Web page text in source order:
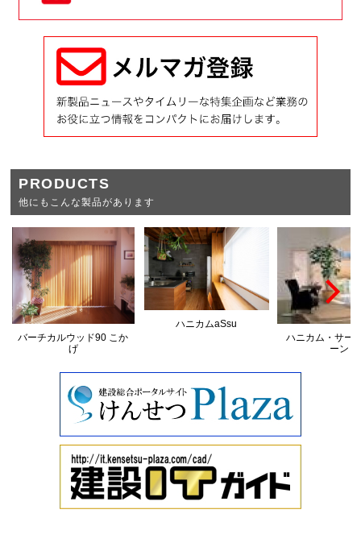
PRODUCTS
他にもこんな製品があります
バーチカルウッド90 こか
げ
ハニカムaSsu
ハニカム・サー
ーン